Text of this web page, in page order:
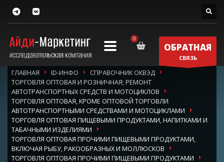
ОБРАТНАЯ
СВЯЗЬ
ГЛАВНАЯ ID-ИНФО
СПРАВОЧНИК ОКВЭД
ТОРГОВЛЯ ОПТОВАЯ И РОЗНИЧНАЯ; РЕМОНТ
АВТОТРАНСПОРТНЫХ СРЕДСТВ И МОТОЦИКЛОВ
ТОРГОВЛЯ ОПТОВАЯ, КРОМЕ ОПТОВОЙ ТОРГОВЛИ
АВТОТРАНСПОРТНЫМИ СРЕДСТВАМИ И МОТОЦИКЛАМИ
ТОРГОВЛЯ ОПТОВАЯ ПИЩЕВЫМИ ПРОДУКТАМИ, НАПИТКАМИ И
ТАБАЧНЫМИ ИЗДЕЛИЯМИ
ТОРГОВЛЯ ОПТОВАЯ ПРОЧИМИ ПИЩЕВЫМИ ПРОДУКТАМИ,
ВКЛЮЧАЯ РЫБУ, РАКООБРАЗНЫХ И МОЛЛЮСКОВ
ТОРГОВЛЯ ОПТОВАЯ ПРОЧИМИ ПИЩЕВЫМИ ПРОДУКТАМИ